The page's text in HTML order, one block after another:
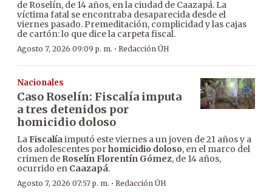
de Roselín, de 14 años, en la ciudad de Caazapá. La
víctima fatal se encontraba desaparecida desde el
viernes pasado. Premeditación, complicidad y las cajas
de cartón: lo que dice la carpeta fiscal.
Agosto 7, 2026 09:09 p. m. · Redacción ÚH
Nacionales
Caso Roselín: Fiscalía imputa
a tres detenidos por
homicidio doloso
LaFiscalíaimputó este viernes a un joven de 21 años y a
dos adolescentes porhomicidio doloso, en el marco del
crimen de Roselín Florentín Gómez, de 14 años,
ocurrido en Caazapá.
Agosto 7, 2026 07:57 p. m. · Redacción ÚH